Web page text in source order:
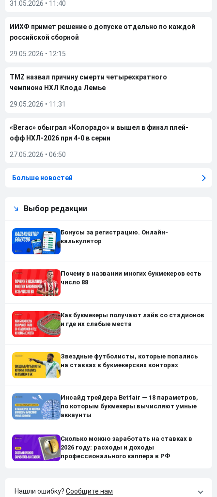
31.05.2026 • 11:40
ИИХФ примет решение о допуске отдельно по каждой
российской сборной
29.05.2026 • 12:15
TMZ назвал причину смерти четырехкратного
чемпиона НХЛ Клода Лемье
29.05.2026 • 11:31
«Вегас» обыграл «Колорадо» и вышел в финал плей-
офф НХЛ-2026 при 4-0 в серии
27.05.2026 • 06:50
Больше новостей
Выбор редакции
Бонусы за регистрацию. Онлайн-
калькулятор
Почему в названии многих букмекеров есть
число 88
Как букмекеры получают лайв со стадионов
и где их слабые места
Звездные футболисты, которые попались
на ставках в букмекерских конторах
Инсайд трейдера Betfair — 18 параметров,
по которым букмекеры вычисляют умные
аккаунты
Сколько можно заработать на ставках в
2026 году: расходы и доходы
профессионального каппера в РФ
Нашли ошибку? Сообщите нам